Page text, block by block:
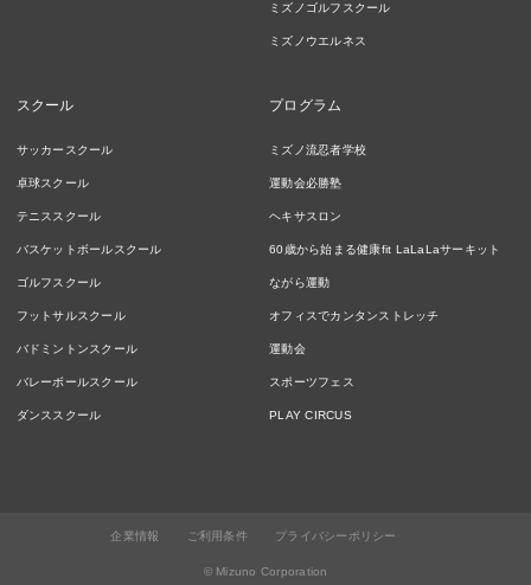
ミズノゴルフスクール
ミズノウエルネス
スクール
サッカースクール
卓球スクール
テニススクール
バスケットボールスクール
ゴルフスクール
フットサルスクール
バドミントンスクール
バレーボールスクール
ダンススクール
プログラム
ミズノ流忍者学校
運動会必勝塾
ヘキサスロン
60歳から始まる健康fit LaLaLaサーキット
ながら運動
オフィスでカンタンストレッチ
運動会
スポーツフェス
PLAY CIRCUS
企業情報 ご利用条件 プライバシーポリシー
© Mizuno Corporation